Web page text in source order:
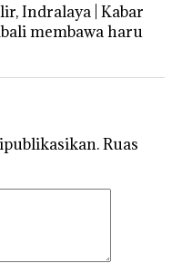
Indralaya | Kabar
membawa haru
Ruas